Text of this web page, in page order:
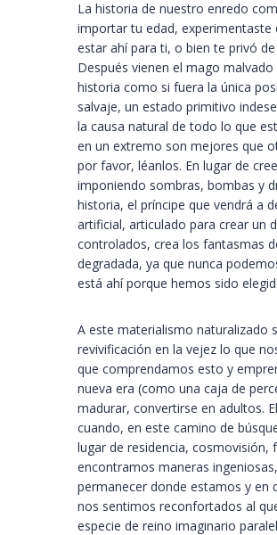
La historia de nuestro enredo
importar tu edad, experimentaste
estar ahí para ti, o bien te privó
Después vienen el mago
historia como si fuera la única
salvaje, un estado primitivo
la causa natural de todo lo que
en un extremo son mejores que
por favor, léanlos. En lugar de
imponiendo sombras, bombas y
historia, el príncipe que vendrá a
artificial, articulado para crear un
controlados, crea los fantasmas
degradada, ya que nunca
está ahí porque hemos sido
A este materialismo naturalizado
revivificación en la vejez lo que
que comprendamos esto y
nueva era (como una caja de
madurar, convertirse en adultos.
cuando, en este camino de
lugar de residencia,
encontramos maneras
permanecer donde estamos y en
nos sentimos reconfortados al
especie de reino imaginario